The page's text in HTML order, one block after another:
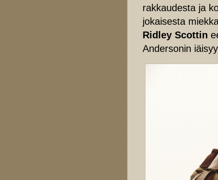
rakkaudesta ja
jokaisesta
Ridley Scottin
Andersonin